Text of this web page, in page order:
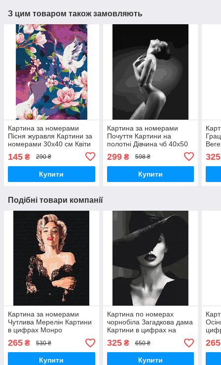
З цим товаром також замовляють
Картина за номерами
Пісня журавля Картини за
номерами 30х40 см Квіти
Brushme RBS1003
145 ₴ 290 ₴
Купити
Картина за номерами
Почуття Картини на
полотні Дівчина чб 40х50
дорослих Rainbow Art
GX30455
299₴ 598 ₴
Купити
325
Подібні товари компанії
Картина за номерами
Чутлива Мерелін Картини
в цифрах Монро
Розмальовка для
дорослих 40х50см
BrushMe BS51531
265 ₴ 530 ₴
Купити
Картина по номерах
чорнобіла Загадкова дама
Картини в цифрах на
полотні Дівчина в капелюсі
40*50 BrushMe BS53937
325₴ 650 ₴
Купити
265